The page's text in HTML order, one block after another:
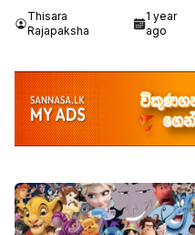
Thisara
Rajapaksha
1 year
ago